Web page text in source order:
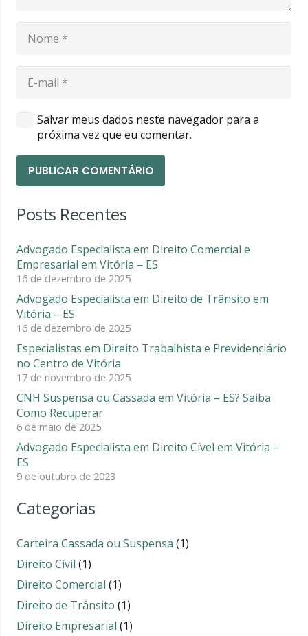
Salvar meus dados neste navegador para a
próxima vez que eu comentar.
PUBLICAR COMENTÁRIO
Posts Recentes
Advogado Especialista em Direito Comercial e
Empresarial em Vitória – ES
16 de dezembro de 2025
Advogado Especialista em Direito de Trânsito em
Vitória – ES
16 de dezembro de 2025
Especialistas em Direito Trabalhista e Previdenciário
no Centro de Vitória
17 de novembro de 2025
CNH Suspensa ou Cassada em Vitória – ES? Saiba
Como Recuperar
6 de maio de 2025
Advogado Especialista em Direito Cível em Vitória –
ES
9 de outubro de 2023
Categorias
Carteira Cassada ou Suspensa (1)
Direito Cívil (1)
Direito Comercial (1)
Direito de Trânsito (1)
Direito Empresarial (1)